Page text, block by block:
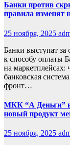
Банки против
правила изменят
25 ноября, 2025
Банки выступат за
к способу оплаты
на маркетплейсах:
банковская
фронт…
МКК “А Деньги”
новый продукт
25 ноября, 2025